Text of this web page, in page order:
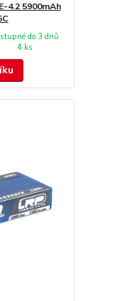
4.2 5900mAh
do 3 dnů
4 ks